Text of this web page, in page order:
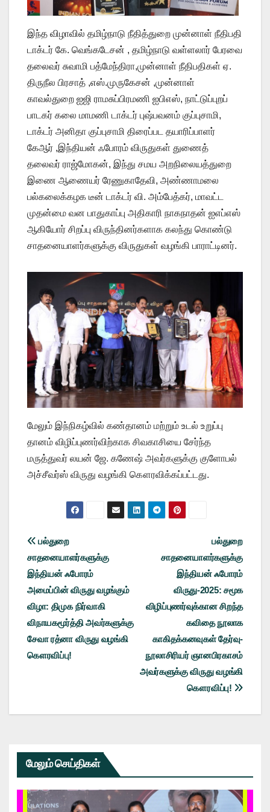
இந்த விழாவில் தமிழ்நாடு நீதித்துறை முன்னாள் நீதிபதி
டாக்டர் கே. வெங்கடேசன் , தமிழ்நாடு வள்ளலார் பேரவை
தலைவர் சுவாமி பத்மேந்திரா,முன்னாள் நீதிபதிகள் ஏ.
திருநீல பிரசாத் ,எஸ்.முருகேசன் ,முன்னாள்
காவல்துறை ஐஜி ராமசுப்பிரமணி ஐபிஎஸ், நாட்டுப்புறப்
பாடகர் கலை மாமணி டாக்டர் புஷ்பவனம் குப்புசாமி,
டாக்டர் அனிதா குப்புசாமி திரைப்பட தயாரிப்பாளர்
கேஆர் ,இந்தியன் ஃபோரம் விருதுகள் துணைத்
தலைவர் ராஜ்மோகன், இந்து சமய அறநிலையத்துறை
இணை ஆணையர் ரேணுகாதேவி, அண்ணாமலை
பல்கலைக்கழக டீன் டாக்டர் வி. அம்பேத்கர், மாவட்ட
முதன்மை வன பாதுகாப்பு அதிகாரி நாகநாதன் ஐஎப்எஸ்
ஆகியோர் சிறப்பு விருந்தினர்களாக கலந்து கொண்டு
சாதனையாளர்களுக்கு விருதுகள் வழங்கி பாராட்டினர்.
மேலும் இந்நிகழ்வில் கண்தானம் மற்றும் உடல் உறுப்பு
தானம் விழிப்புணர்விற்காக சிவகாசியை சேர்ந்த
மருத்துவர் லயன் ஜே. கணேஷ் அவர்களுக்கு குளோபல்
அச்சீவர்ஸ் விருது வழங்கி கௌரவிக்கப்பட்டது.
Post
navigation
பல்துறை
சாதனையாளர்களுக்கு
இந்தியன் ஃபோரம்
விருது-2025: சமூக
விழிப்புணர்வுக்கான சிறந்த
கவிதை நூலாக
காகிதக்கனவுகள் தேர்வு-
நூலாசிரியர் ஞானபிரகாசம்
அவர்களுக்கு விருது வழங்கி
கௌரவிப்பு!
பல்துறை
சாதனையாளர்களுக்கு
இந்தியன் ஃபோரம்
அமைப்பின் விருது வழங்கும்
விழா: திமுக நிர்வாகி
விநாயகமூர்த்தி அவர்களுக்கு
சேவா ரத்னா விருது வழங்கி
கௌரவிப்பு!
மேலும் செய்திகள்